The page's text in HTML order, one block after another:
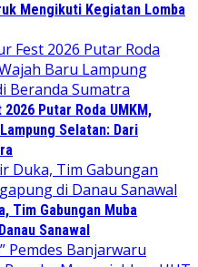
Mengikuti Kegiatan Lomba
Putar Roda UMKM,
Selatan: Dari
Tim Gabungan Muba
Sanawal